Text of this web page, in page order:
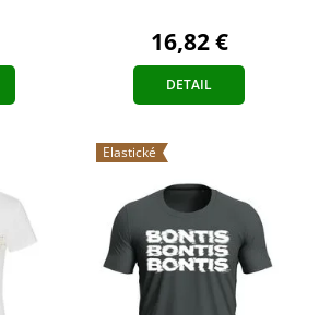
16,82 €
DETAIL
Elastické